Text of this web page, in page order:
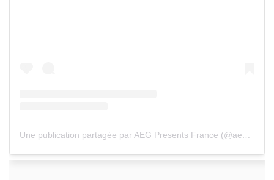
Une publication partagée par AEG Presents France (@aegpresentsfr)